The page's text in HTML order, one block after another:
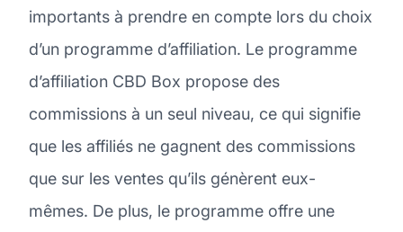
importants à prendre en compte lors du choix
d’un programme d’affiliation. Le programme
d’affiliation CBD Box propose des
commissions à un seul niveau, ce qui signifie
que les affiliés ne gagnent des commissions
que sur les ventes qu’ils génèrent eux-
mêmes. De plus, le programme offre une